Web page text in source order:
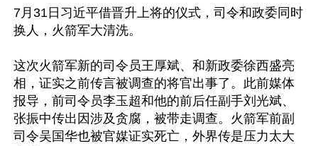
7月31日习近平借晋升上将的仪式，司令和政委同时
换人，火箭军大清洗。
这次火箭军新的司令员王厚斌、和新政委徐西盛亮
相，证实之前传言被调查的将官出事了。此前媒体
报导，前司令员李玉超和他的前后任副手刘光斌、
张振中传出因涉及贪腐，被带走调查。火箭军前副
司令吴国华也被官媒证实死亡，外界传是压力太大